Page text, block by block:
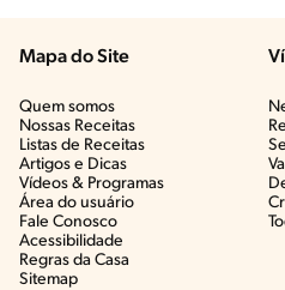
Mapa do Site
Quem somos
Nossas Receitas
Listas de Receitas​
Artigos e Dicas​
Vídeos & Programas​
Área do usuário
Fale Conosco
Acessibilidade
Regras da Casa
Sitemap